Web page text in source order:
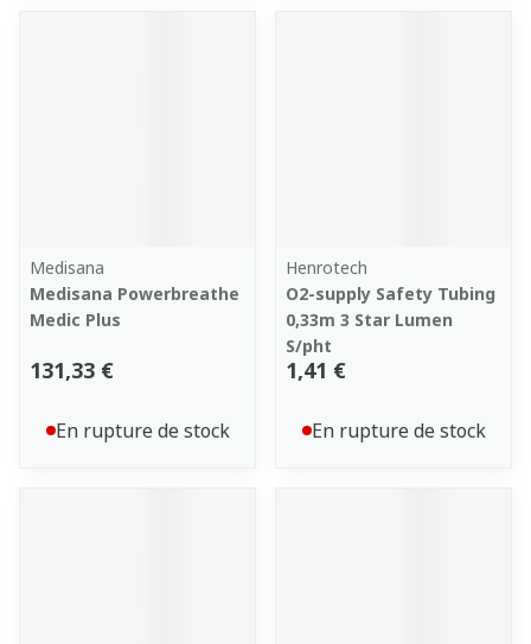
Medisana
Medisana Powerbreathe
Medic Plus
131,33 €
En rupture de stock
Henrotech
O2-supply Safety Tubing
0,33m 3 Star Lumen
S/pht
1,41 €
En rupture de stock